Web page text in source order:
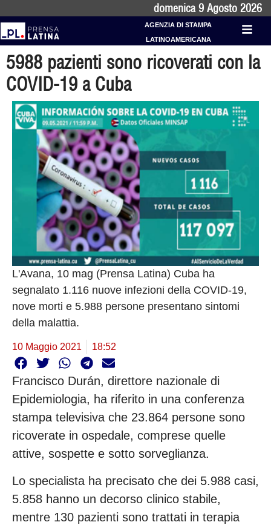
domenica 9 Agosto 2026
AGENZIA DI STAMPA
LATINOAMERICANA
5988 pazienti sono ricoverati con la
COVID-19 a Cuba
L'Avana, 10 mag (Prensa Latina) Cuba ha
segnalato 1.116 nuove infezioni della COVID-19,
nove morti e 5.988 persone presentano sintomi
della malattia.
10 Maggio 2021 18:52
Francisco Durán, direttore nazionale di
Epidemiologia, ha riferito in una conferenza
stampa televisiva che 23.864 persone sono
ricoverate in ospedale, comprese quelle
attive, sospette e sotto sorveglianza.
Lo specialista ha precisato che dei 5.988 casi,
5.858 hanno un decorso clinico stabile,
mentre 130 pazienti sono trattati in terapia